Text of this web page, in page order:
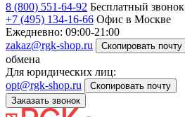
8 (800) 551-64-92 Бесплатный звонок
+7 (495) 134-16-66 Офис в Москве
Ежедневно: 09:00-21:00
zakaz@rgk-shop.ru
Скопировать почту
обмена
Для юридических лиц:
opt@rgk-shop.ru
Скопировать почту
Заказать звонок